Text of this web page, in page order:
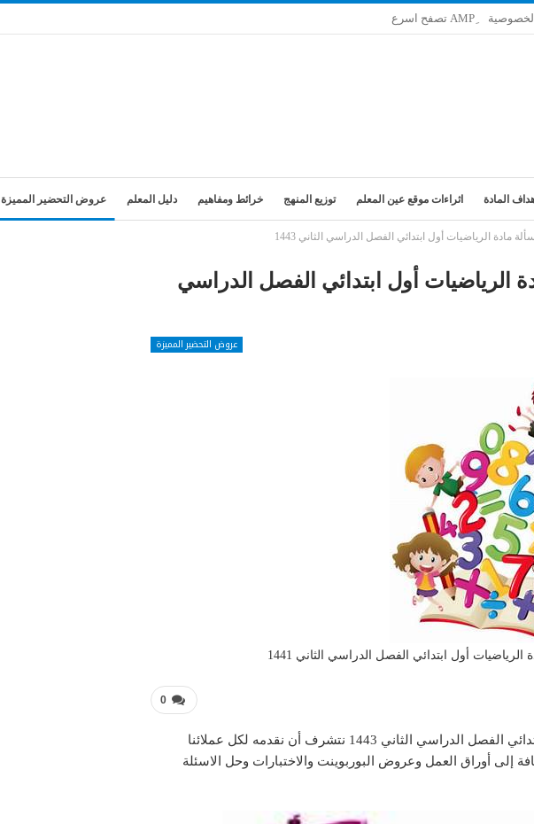
المادة اثراءات موقع عين المعلم توزيع المنهج خرائط ومفاهيم دليل المعلم عروض التحضير المميزة
الرياضيات أول ابتدائي الفصل الدراسي الثاني 1443
الرياضيات أول ابتدائي الفصل الدراسي
عروض التحضير المميزة
أول ابتدائي الفصل الدراسي الثاني 1441
0
تحضير فواز درس أحل المسألة مادة الرياضيات أول ابتدائي الفصل الدراسي الثاني 1443 نتشرف أن نقدمه لكل عملائنا
إلى أوراق العمل وعروض البوربوينت والاختبارات وحل الاسئلة